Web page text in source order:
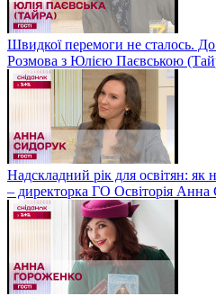
Швидкої перемоги не сталось. До
Розмова з Юлією Паєвською
Надскладний рік для освітян: як
– директорка ГО Освіторія Анна